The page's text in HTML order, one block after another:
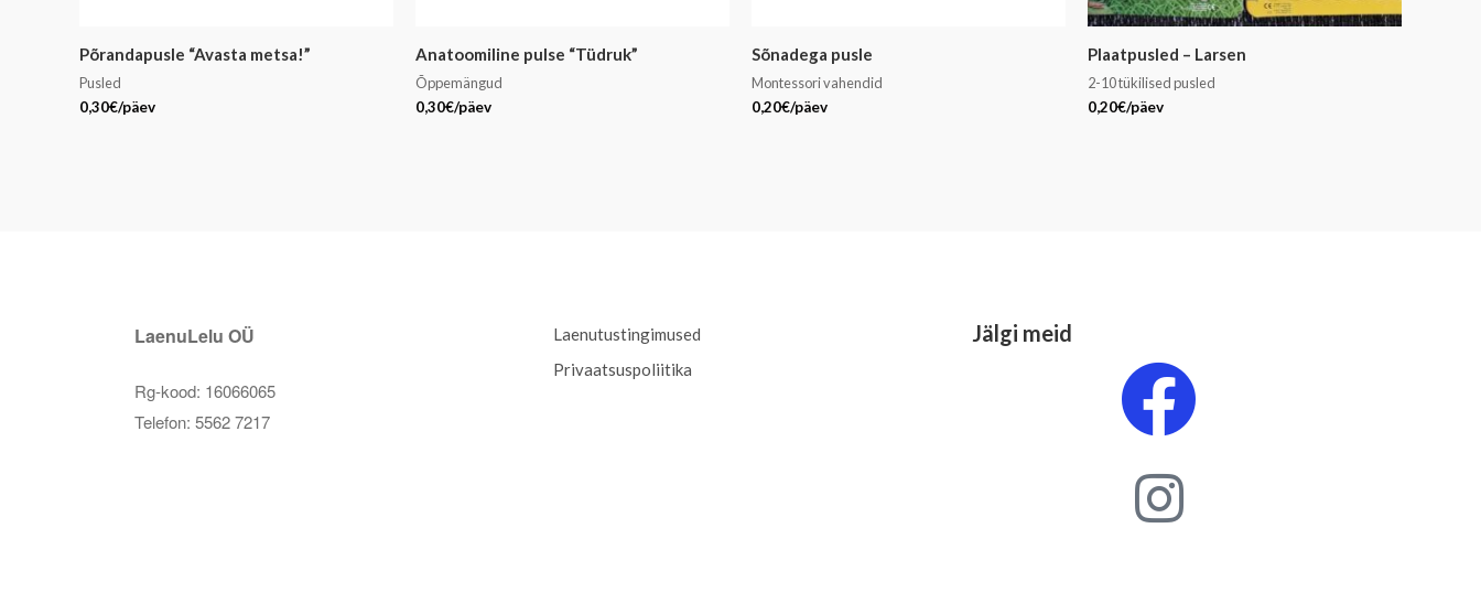
Põrandapusle “Avasta metsa!”
Pusled
0,30€/päev
Anatoomiline pulse “Tüdruk”
Õppemängud
0,30€/päev
Sõnadega pusle
Montessori vahendid
0,20€/päev
Plaatpusled – Larsen
2-10 tükilised pusled
0,20€/päev
LaenuLelu OÜ
Rg-kood: 16066065
Telefon: 5562 7217
Laenutustingimused
Privaatsuspoliitika
Jälgi meid